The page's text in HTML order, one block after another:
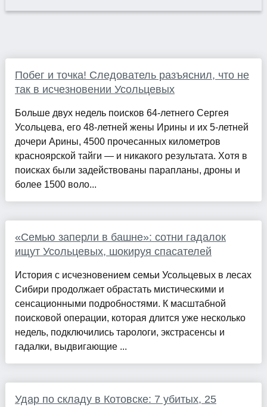
Побег и точка! Следователь разъяснил, что не
так в исчезновении Усольцевых
Больше двух недель поисков 64-летнего Сергея
Усольцева, его 48-летней жены Ирины и их 5-летней
дочери Арины, 4500 прочесанных километров
красноярской тайги — и никакого результата. Хотя в
поисках были задействованы парапланы, дроны и
более 1500 воло...
«Семью заперли в башне»: сотни гадалок
ищут Усольцевых, шокируя спасателей
История с исчезновением семьи Усольцевых в лесах
Сибири продолжает обрастать мистическими и
сенсационными подробностями. К масштабной
поисковой операции, которая длится уже несколько
недель, подключились тарологи, экстрасенсы и
гадалки, выдвигающие ...
Удар по складу в Котовске: 7 убитых, 25